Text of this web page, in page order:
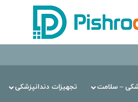
– سلامت تجهیزات دندانپزشکی